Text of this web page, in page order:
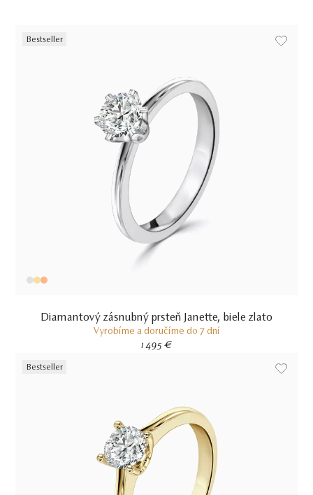
Bestseller
Diamantový zásnubný prsteň Janette, biele zlato
Vyrobíme a doručíme do 7 dní
1 495 €
Bestseller